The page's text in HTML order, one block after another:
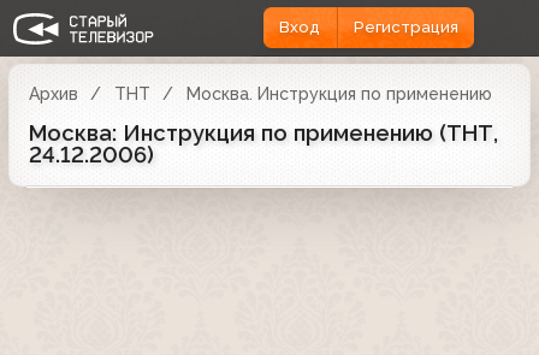
Вход Регистрация
Архив ТНТ Москва. Инструкция по применению
Москва: Инструкция по применению (ТНТ,
24.12.2006)